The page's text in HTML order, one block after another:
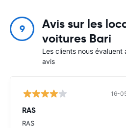
9
Avis sur les
voitures Bari
Les clients nous
avis
16-
RAS
RAS